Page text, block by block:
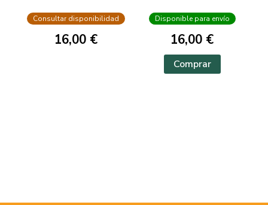
Consultar disponibilidad
16,00 €
Disponible para envío
16,00 €
Comprar